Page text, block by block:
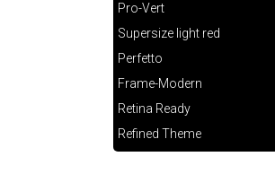
Pro-Vert
Supersize light red
Perfetto
Frame-Modern
Retina Ready
Refined Theme